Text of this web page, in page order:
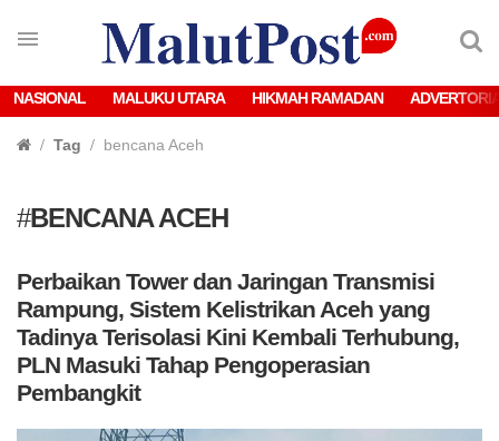
NASIONAL MALUKU UTARA HIKMAH RAMADAN
Tag bencana Aceh
#BENCANA ACEH
Perbaikan Tower dan Jaringan Transmisi
Rampung, Sistem Kelistrikan Aceh yang
Tadinya Terisolasi Kini Kembali Terhubung,
PLN Masuki Tahap Pengoperasian
Pembangkit